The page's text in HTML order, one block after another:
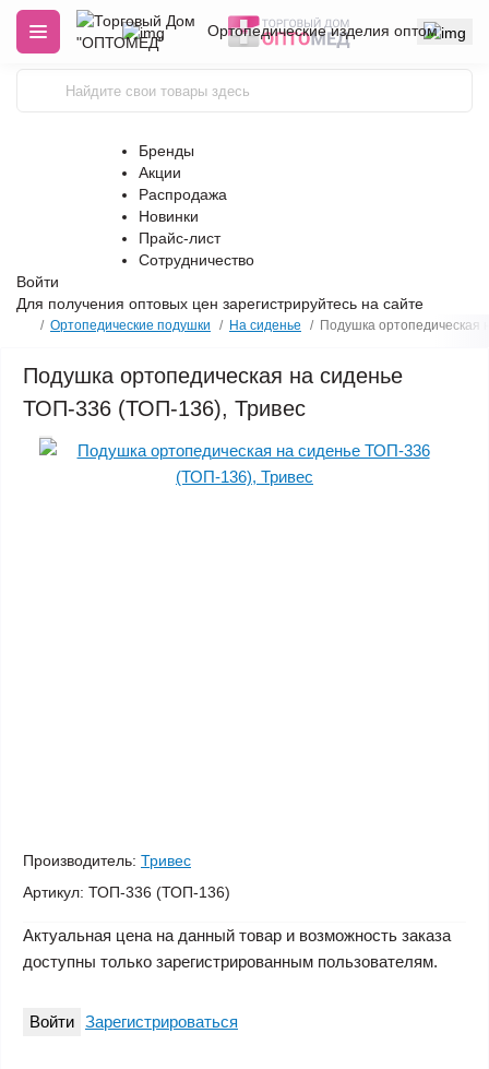
Ортопедические изделия оптом
Бренды
Акции
Распродажа
Новинки
Прайс-лист
Сотрудничество
Войти
Для получения оптовых цен зарегистрируйтесь на сайте
Ортопедические подушки На сиденье Подушка ортопедическая
Подушка ортопедическая на сиденье
ТОП-336 (ТОП-136), Тривес
Производитель: Тривес
Артикул: ТОП-336 (ТОП-136)
Актуальная цена на данный товар и возможность заказа
доступны только зарегистрированным пользователям.
Войти Зарегистрироваться